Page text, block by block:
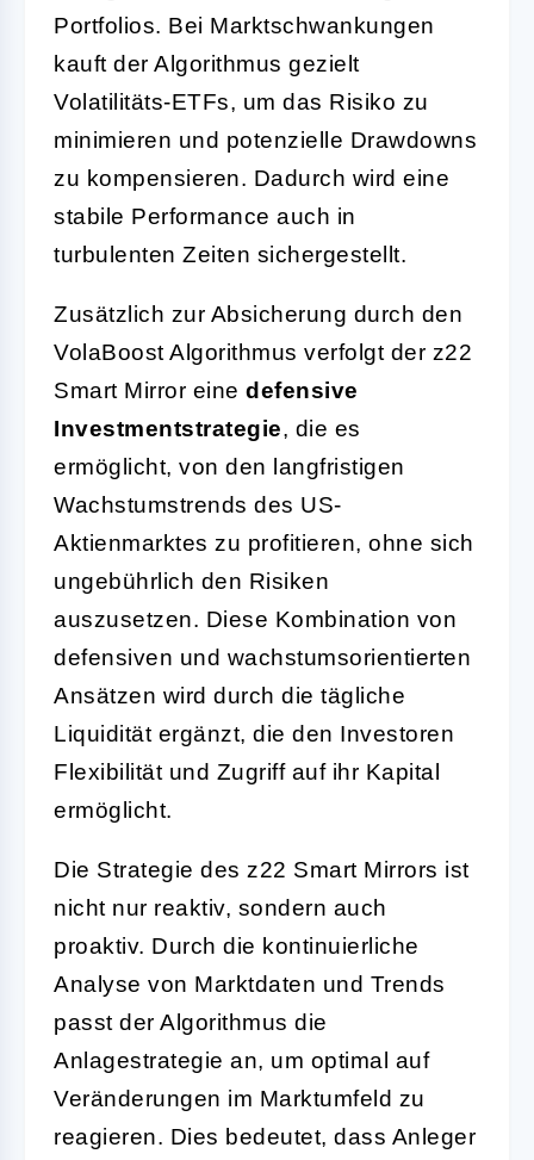
Portfolios. Bei Marktschwankungen
kauft der Algorithmus gezielt
Volatilitäts-ETFs, um das Risiko zu
minimieren und potenzielle Drawdowns
zu kompensieren. Dadurch wird eine
stabile Performance auch in
turbulenten Zeiten sichergestellt.
Zusätzlich zur Absicherung durch den
VolaBoost Algorithmus verfolgt der z22
Smart Mirror eine defensive
Investmentstrategie, die es
ermöglicht, von den langfristigen
Wachstumstrends des US-
Aktienmarktes zu profitieren, ohne sich
ungebührlich den Risiken
auszusetzen. Diese Kombination von
defensiven und wachstumsorientierten
Ansätzen wird durch die tägliche
Liquidität ergänzt, die den Investoren
Flexibilität und Zugriff auf ihr Kapital
ermöglicht.
Die Strategie des z22 Smart Mirrors ist
nicht nur reaktiv, sondern auch
proaktiv. Durch die kontinuierliche
Analyse von Marktdaten und Trends
passt der Algorithmus die
Anlagestrategie an, um optimal auf
Veränderungen im Marktumfeld zu
reagieren. Dies bedeutet, dass Anleger